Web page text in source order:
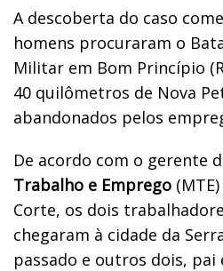
A descoberta do caso
homens procuraram o
Militar em Bom Princípio
40 quilômetros de Nova
abandonados pelos
De acordo com o gerente
Trabalho e Emprego
Corte, os dois
chegaram à cidade da
passado e outros dois, pai